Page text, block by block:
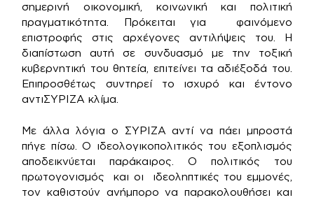
σημερινή οικονομική, κοινωνική και πολιτική
πραγματικότητα. Πρόκειται για φαινόμενο
επιστροφής στις αρχέγονες αντιλήψεις του. Η
διαπίστωση αυτή σε συνδυασμό με την τοξική
κυβερνητική του θητεία, επιτείνει τα αδιέξοδά του.
Επιπροσθέτως συντηρεί το ισχυρό και έντονο
αντιΣΥΡΙΖΑ κλίμα.
Με άλλα λόγια ο ΣΥΡΙΖΑ αντί να πάει μπροστά
πήγε πίσω. Ο ιδεολογικοπολιτικός του εξοπλισμός
αποδεικνύεται παράκαιρος. Ο πολιτικός του
πρωτογονισμός και οι ιδεοληπτικές του εμμονές,
τον καθιστούν ανήμπορο να παρακολουθήσει και